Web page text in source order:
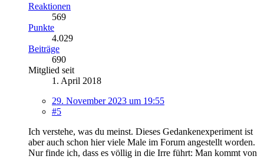
Reaktionen
569
Punkte
4.029
Beiträge
690
Mitglied seit
1. April 2018
29. November 2023 um 19:55
#5
Ich verstehe, was du meinst. Dieses Gedankenexperiment ist
aber auch schon hier viele Male im Forum angestellt worden.
Nur finde ich, dass es völlig in die Irre führt: Man kommt von